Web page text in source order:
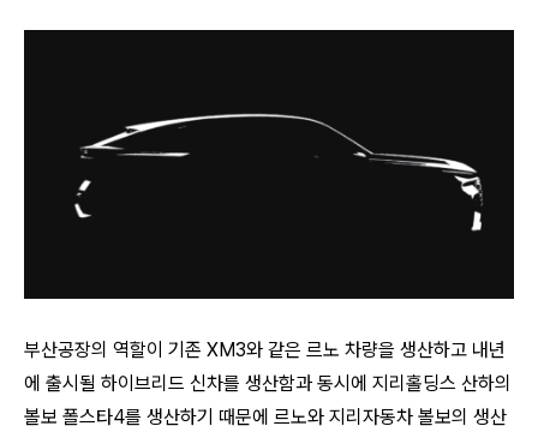
부산공장의 역할이 기존 XM3와 같은 르노 차량을 생산하고 내년
에 출시될 하이브리드 신차를 생산함과 동시에 지리홀딩스 산하의
볼보 폴스타4를 생산하기 때문에 르노와 지리자동차 볼보의 생산